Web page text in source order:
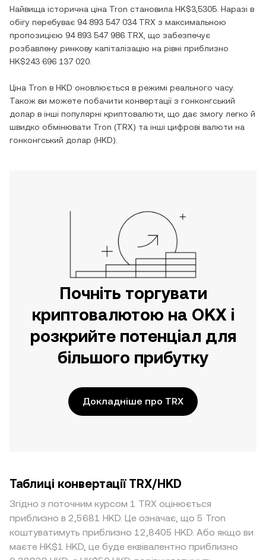
Найвища історична ціна Tron становила HK$3,5305 . Наразі в
обігу перебуває 94 893 547 034 TRX з максимальною
пропозицією 94 893 547 986 TRX , що забезпечує
розбавлену ринкову капіталізацію на рівні приблизно
HK$243 696 137 020
Ціна Tron в HKD оновлюється в режимі реального часу.
Також ви можете побачити конвертації з гонконгський
долар в інші популярні криптовалюти, що дає змогу легко й
швидко обмінювати Tron (TRX) та інші цифрові валюти на
гонконгський долар (HKD).
Почніть торгувати
криптовалютою на OKX і
розкрийте потенціал для
більшого прибутку
Докладніше про TRX
Таблиці конвертації TRX/HKD
Згідно з поточним курсом 1 TRX оцінюється
приблизно в 2,5681 HKD. Це означає, що 5 Tron
коштуватимуть приблизно 12,8405 HKD. Або якщо ви
маєте HK$1 HKD, це буде еквівалентно приблизно